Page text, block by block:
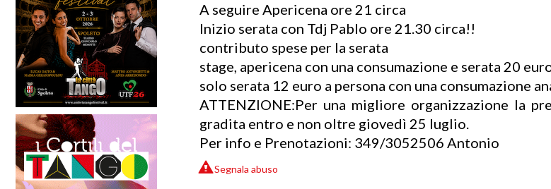
A seguire Apericena ore 21 circa
Inizio serata con Tdj Pablo ore 21.30 circa!!
contributo spese per la serata
stage, apericena con una consumazione e serata 20
solo serata 12 euro a persona con una consumazione
ATTENZIONE:Per una migliore organizzazione la
gradita entro e non oltre giovedì 25 luglio.
Per info e Prenotazioni: 349/3052506 Antonio
Segnala abuso